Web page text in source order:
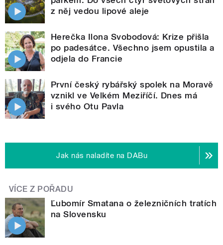
z něj vedou lipové aleje
Herečka Ilona Svobodová: Krize přišla
po padesátce. Všechno jsem opustila a
odjela do Francie
První český rybářský spolek na Moravě
vznikl ve Velkém Meziříčí. Dnes má
i svého Otu Pavla
Jak nás naladíte na DABu
VÍCE Z POŘADU
Ľubomír Smatana o železničních tratích
na Slovensku